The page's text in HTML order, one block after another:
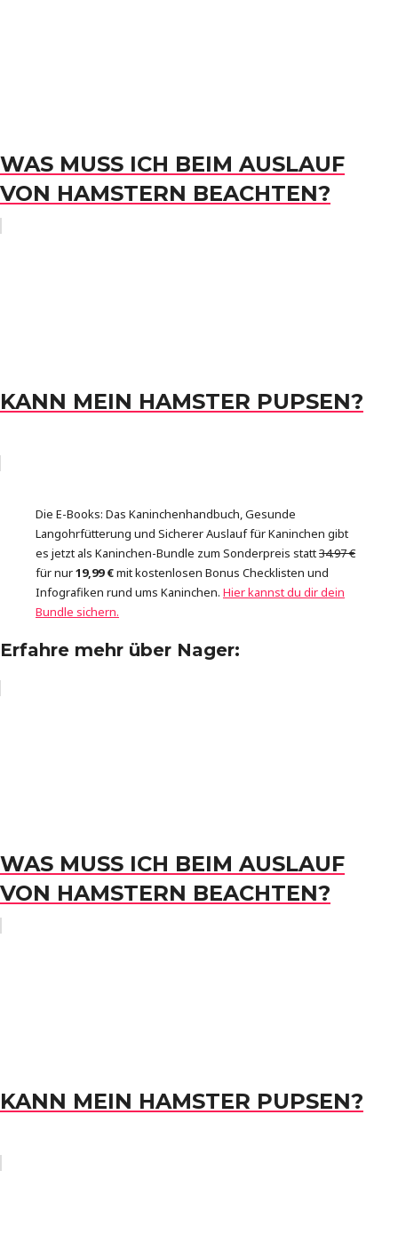
WAS MUSS ICH BEIM AUSLAUF
VON HAMSTERN BEACHTEN?
KANN MEIN HAMSTER PUPSEN?
Die E-Books: Das Kaninchenhandbuch, Gesunde
Langohrfütterung und Sicherer Auslauf für Kaninchen gibt
es jetzt als Kaninchen-Bundle zum Sonderpreis statt34.97 €
für nur19,99 €mit kostenlosen Bonus Checklisten und
Infografiken rund ums Kaninchen. Hier kannst du dir dein
Bundle sichern.
Erfahre mehr über Nager:
WAS MUSS ICH BEIM AUSLAUF
VON HAMSTERN BEACHTEN?
KANN MEIN HAMSTER PUPSEN?